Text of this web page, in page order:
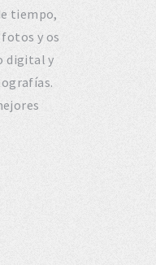
tiempo,
y os
digital y